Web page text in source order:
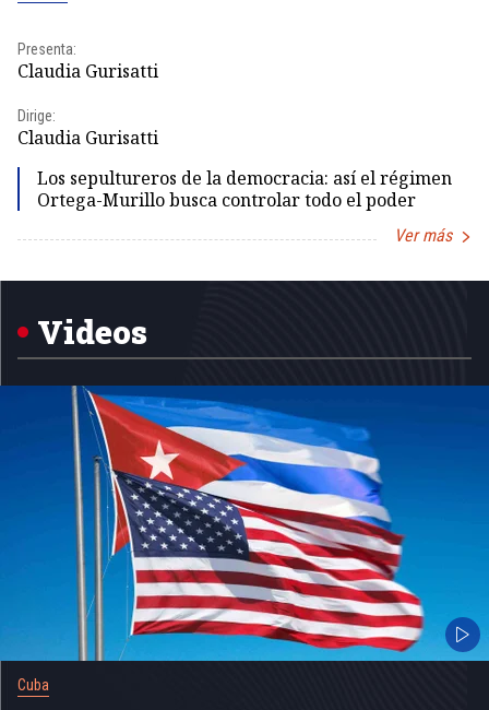
Presenta:
Claudia Gurisatti
Dirige:
Claudia Gurisatti
Los sepultureros de la democracia: así el régimen
Ortega-Murillo busca controlar todo el poder
Ver más
1
Videos
Cuba